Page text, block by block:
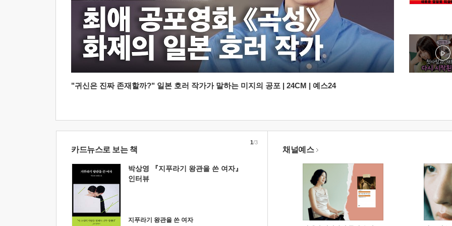
"귀신은 진짜 존재할까?" 일본 호러 작가가 말하는 미지의 공포 | 24CM | 예스24
카드뉴스로 보는 책
박상영 『지푸라기 왕관을 쓴 여자』
인터뷰
지푸라기 왕관을 쓴 여자
1/3
채널예스